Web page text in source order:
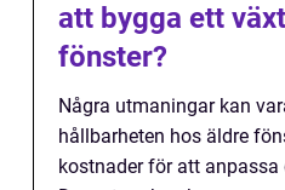
att bygga ett
fönster?
Några utmaningar kan
hållbarheten hos äldre
kostnader för att